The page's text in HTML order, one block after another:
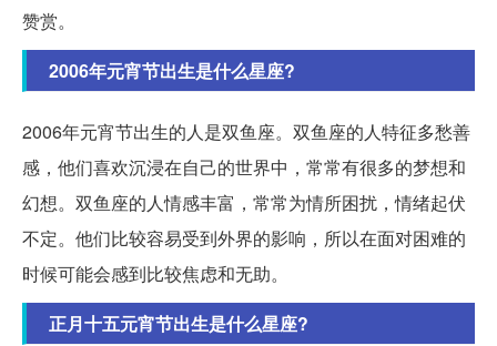
赞赏。
2006年元宵节出生是什么星座?
2006年元宵节出生的人是双鱼座。双鱼座的人特征多愁善
感，他们喜欢沉浸在自己的世界中，常常有很多的梦想和
幻想。双鱼座的人情感丰富，常常为情所困扰，情绪起伏
不定。他们比较容易受到外界的影响，所以在面对困难的
时候可能会感到比较焦虑和无助。
正月十五元宵节出生是什么星座?